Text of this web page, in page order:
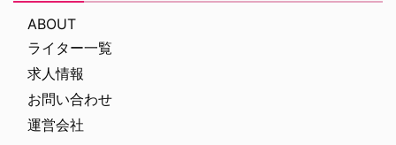
ABOUT
ライター一覧
求人情報
お問い合わせ
運営会社